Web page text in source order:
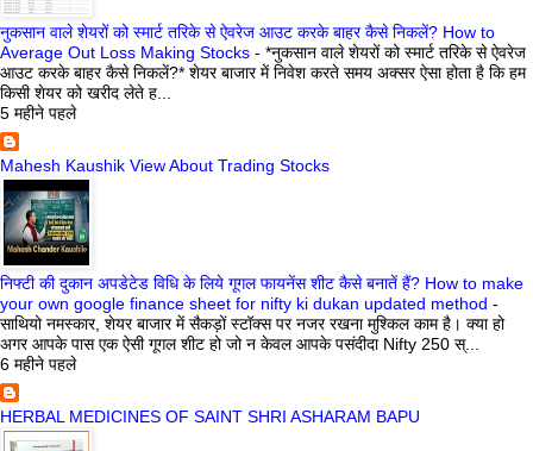
नुकसान वाले शेयरों को स्मार्ट तरिके से ऐवरेज आउट करके बाहर कैसे निकलें? How to
Average Out Loss Making Stocks - *नुकसान वाले शेयरों को स्मार्ट तरिके से ऐवरेज
आउट करके बाहर कैसे निकलें?* शेयर बाजार में निवेश करते समय अक्सर ऐसा होता है कि हम
किसी शेयर को खरीद लेते ह...
5 महीने पहले
Mahesh Kaushik View About Trading Stocks
निफ्टी की दुकान अपडेटेड विधि के लिये गूगल फायनेंस शीट कैसे बनातें हैं? How to make
your own google finance sheet for nifty ki dukan updated method -
साथियो नमस्कार, शेयर बाजार में सैकड़ों स्टॉक्स पर नजर रखना मुश्किल काम है। क्या हो
अगर आपके पास एक ऐसी गूगल शीट हो जो न केवल आपके पसंदीदा Nifty 250 स्...
6 महीने पहले
HERBAL MEDICINES OF SAINT SHRI ASHARAM BAPU